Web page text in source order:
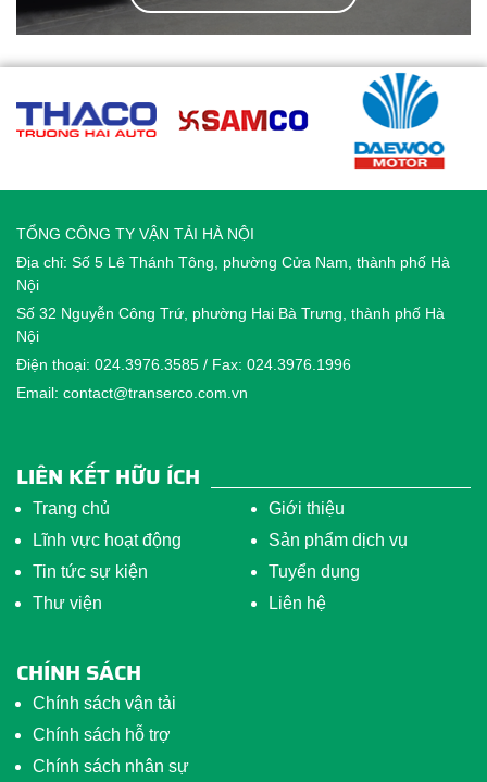
TỔNG CÔNG TY VẬN TẢI HÀ NỘI
Địa chỉ: Số 5 Lê Thánh Tông, phường Cửa Nam, thành phố Hà
Nội
Số 32 Nguyễn Công Trứ, phường Hai Bà Trưng, thành phố Hà
Nội
Điện thoại: 024.3976.3585 / Fax: 024.3976.1996
Email: contact@transerco.com.vn
LIÊN KẾT HỮU ÍCH
Trang chủ
Giới thiệu
Lĩnh vực hoạt động
Sản phẩm dịch vụ
Tin tức sự kiện
Tuyển dụng
Thư viện
Liên hệ
CHÍNH SÁCH
Chính sách vận tải
Chính sách hỗ trợ
Chính sách nhân sự